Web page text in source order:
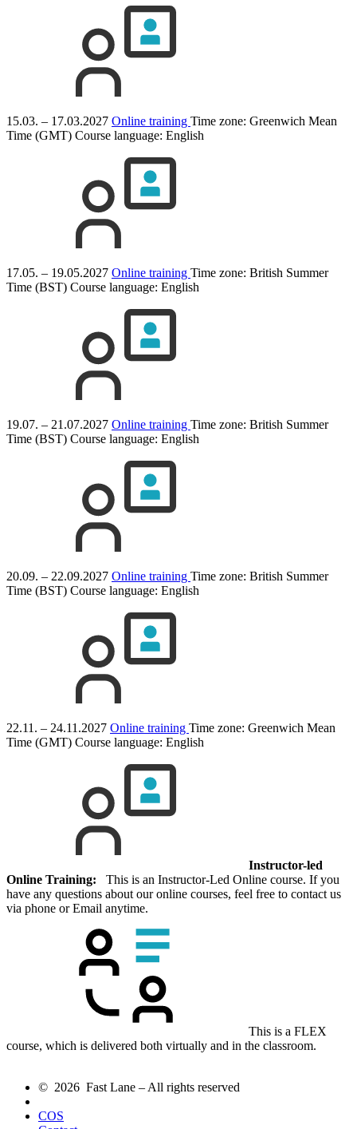
15.03. – 17.03.2027 Online training Time zone: Greenwich Mean
Time (GMT) Course language: English
17.05. – 19.05.2027 Online training Time zone: British Summer
Time (BST) Course language: English
19.07. – 21.07.2027 Online training Time zone: British Summer
Time (BST) Course language: English
20.09. – 22.09.2027 Online training Time zone: British Summer
Time (BST) Course language: English
22.11. – 24.11.2027 Online training Time zone: Greenwich Mean
Time (GMT) Course language: English
Instructor-led
Online Training: This is an Instructor-Led Online course. If you
have any questions about our online courses, feel free to contact us
via phone or Email anytime.
This is a FLEX
course, which is delivered both virtually and in the classroom.
© 2026 Fast Lane – All rights reserved
COS